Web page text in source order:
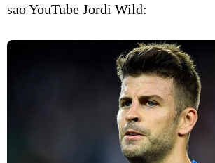
sao YouTube Jordi Wild: